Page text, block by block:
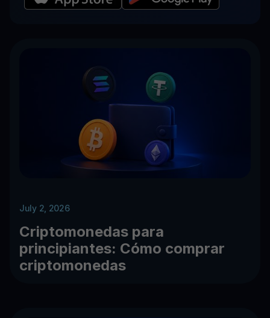
July 2, 2026
Criptomonedas para
principiantes: Cómo comprar
criptomonedas